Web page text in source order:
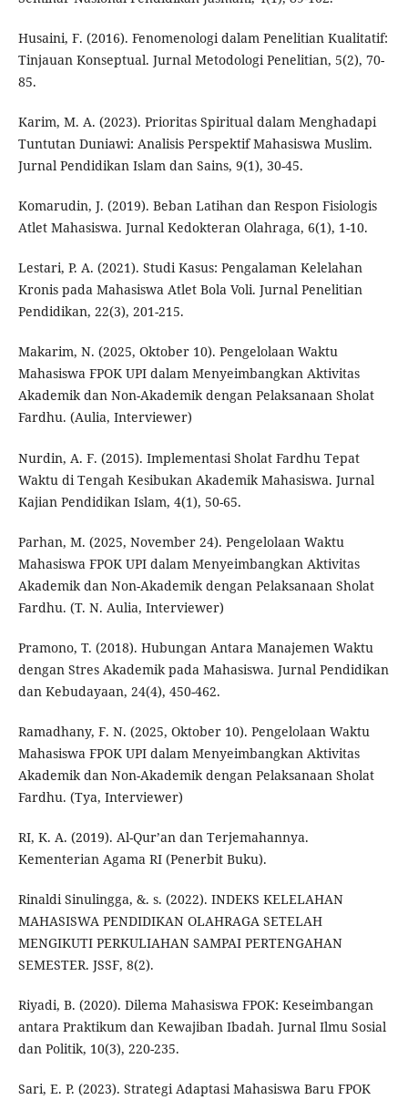
Husaini, F. (2016). Fenomenologi dalam Penelitian Kualitatif:
Tinjauan Konseptual. Jurnal Metodologi Penelitian, 5(2), 70-
85.
Karim, M. A. (2023). Prioritas Spiritual dalam Menghadapi
Tuntutan Duniawi: Analisis Perspektif Mahasiswa Muslim.
Jurnal Pendidikan Islam dan Sains, 9(1), 30-45.
Komarudin, J. (2019). Beban Latihan dan Respon Fisiologis
Atlet Mahasiswa. Jurnal Kedokteran Olahraga, 6(1), 1-10.
Lestari, P. A. (2021). Studi Kasus: Pengalaman Kelelahan
Kronis pada Mahasiswa Atlet Bola Voli. Jurnal Penelitian
Pendidikan, 22(3), 201-215.
Makarim, N. (2025, Oktober 10). Pengelolaan Waktu
Mahasiswa FPOK UPI dalam Menyeimbangkan Aktivitas
Akademik dan Non-Akademik dengan Pelaksanaan Sholat
Fardhu. (Aulia, Interviewer)
Nurdin, A. F. (2015). Implementasi Sholat Fardhu Tepat
Waktu di Tengah Kesibukan Akademik Mahasiswa. Jurnal
Kajian Pendidikan Islam, 4(1), 50-65.
Parhan, M. (2025, November 24). Pengelolaan Waktu
Mahasiswa FPOK UPI dalam Menyeimbangkan Aktivitas
Akademik dan Non-Akademik dengan Pelaksanaan Sholat
Fardhu. (T. N. Aulia, Interviewer)
Pramono, T. (2018). Hubungan Antara Manajemen Waktu
dengan Stres Akademik pada Mahasiswa. Jurnal Pendidikan
dan Kebudayaan, 24(4), 450-462.
Ramadhany, F. N. (2025, Oktober 10). Pengelolaan Waktu
Mahasiswa FPOK UPI dalam Menyeimbangkan Aktivitas
Akademik dan Non-Akademik dengan Pelaksanaan Sholat
Fardhu. (Tya, Interviewer)
RI, K. A. (2019). Al-Qur’an dan Terjemahannya.
Kementerian Agama RI (Penerbit Buku).
Rinaldi Sinulingga, &. s. (2022). INDEKS KELELAHAN
MAHASISWA PENDIDIKAN OLAHRAGA SETELAH
MENGIKUTI PERKULIAHAN SAMPAI PERTENGAHAN
SEMESTER. JSSF, 8(2).
Riyadi, B. (2020). Dilema Mahasiswa FPOK: Keseimbangan
antara Praktikum dan Kewajiban Ibadah. Jurnal Ilmu Sosial
dan Politik, 10(3), 220-235.
Sari, E. P. (2023). Strategi Adaptasi Mahasiswa Baru FPOK